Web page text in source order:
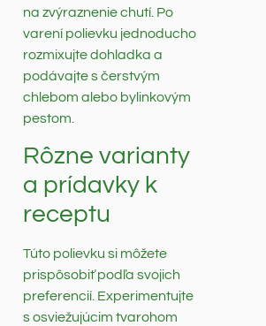
na zvýraznenie chutí. Po
varení polievku jednoducho
rozmixujte dohladka a
podávajte s čerstvým
chlebom alebo bylinkovým
pestom.
Rôzne varianty
a prídavky k
receptu
Túto polievku si môžete
prispôsobiť podľa svojich
preferencií. Experimentujte
s osviežujúcim tvarohom